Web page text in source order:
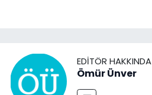
EDITÖR HAKKINDA
Ömür Ünver